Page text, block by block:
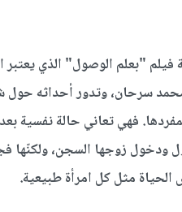
"بعلم الوصول" الذي يعتبر
سرحان، وتدور أحداثه حول
فهي تعاني حالة نفسية
ودخول زوجها السجن،
مثل كل امرأة طبيعية.